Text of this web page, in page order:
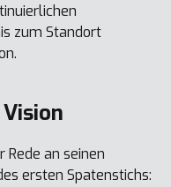
zum Standort
Rede an seinen
ersten Spatenstichs: